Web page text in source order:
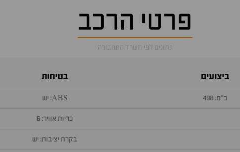
פרטי הרכב
נתונים לפי משרד התחבורה
ביצועים
כ״ס: 498
בטיחות
ABS: יש
כריות אוויר: 6
בקרת יציבות: יש